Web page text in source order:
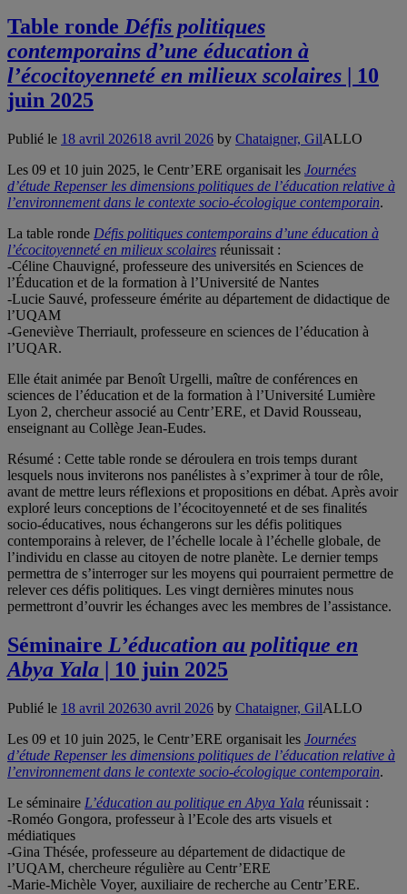
Table ronde Défis politiques
contemporains d’une éducation à
l’écocitoyenneté en milieux scolaires | 10
juin 2025
Publié le 18 avril 202618 avril 2026 by Chataigner, GilALLO
Les 09 et 10 juin 2025, le Centr’ERE organisait les Journées
d’étude Repenser les dimensions politiques de l’éducation relative à
l’environnement dans le contexte socio-écologique contemporain.
La table ronde Défis politiques contemporains d’une éducation à
l’écocitoyenneté en milieux scolaires réunissait :
-Céline Chauvigné, professeure des universités en Sciences de
l’Éducation et de la formation à l’Université de Nantes
-Lucie Sauvé, professeure émérite au département de didactique de
l’UQAM
-Geneviève Therriault, professeure en sciences de l’éducation à
l’UQAR.
Elle était animée par Benoît Urgelli, maître de conférences en
sciences de l’éducation et de la formation à l’Université Lumière
Lyon 2, chercheur associé au Centr’ERE, et David Rousseau,
enseignant au Collège Jean-Eudes.
Résumé : Cette table ronde se déroulera en trois temps durant
lesquels nous inviterons nos panélistes à s’exprimer à tour de rôle,
avant de mettre leurs réflexions et propositions en débat. Après avoir
exploré leurs conceptions de l’écocitoyenneté et de ses finalités
socio-éducatives, nous échangerons sur les défis politiques
contemporains à relever, de l’échelle locale à l’échelle globale, de
l’individu en classe au citoyen de notre planète. Le dernier temps
permettra de s’interroger sur les moyens qui pourraient permettre de
relever ces défis politiques. Les vingt dernières minutes nous
permettront d’ouvrir les échanges avec les membres de l’assistance.
Séminaire L’éducation au politique en
Abya Yala | 10 juin 2025
Publié le 18 avril 202630 avril 2026 by Chataigner, GilALLO
Les 09 et 10 juin 2025, le Centr’ERE organisait les Journées
d’étude Repenser les dimensions politiques de l’éducation relative à
l’environnement dans le contexte socio-écologique contemporain.
Le séminaire L’éducation au politique en Abya Yala réunissait :
-Roméo Gongora, professeur à l’Ecole des arts visuels et
médiatiques
-Gina Thésée, professeure au département de didactique de
l’UQAM, chercheure régulière au Centr’ERE
-Marie-Michèle Voyer, auxiliaire de recherche au Centr’ERE.